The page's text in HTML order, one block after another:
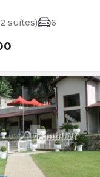
suítes) 6